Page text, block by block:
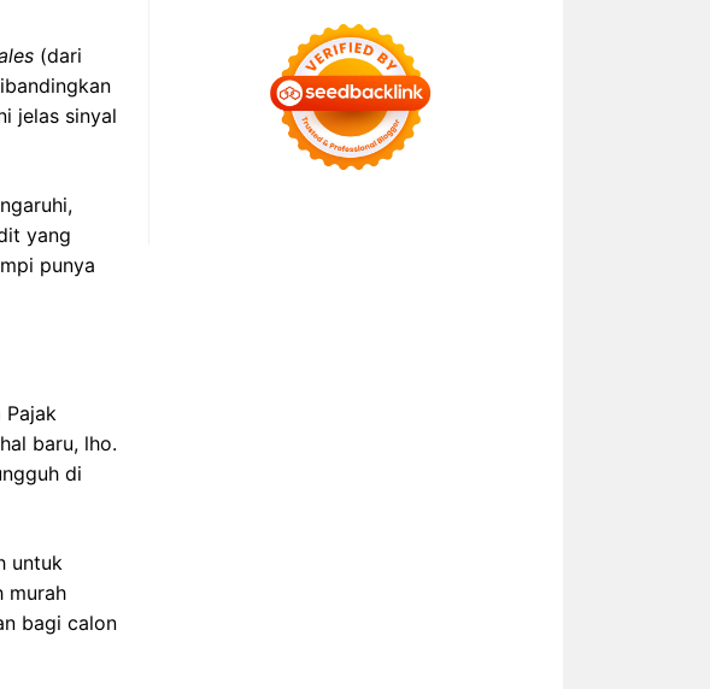
(dari
jelas sinyal
yang
punya
baru, lho.
di
untuk
murah
bagi calon